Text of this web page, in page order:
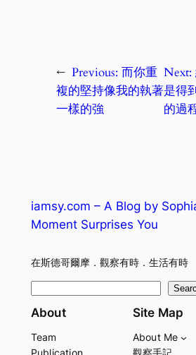
← Previous: 而你重
複的堅持像我的執著
一樣的強
Next:
是得
的過
iamsy.com – A Blog by
Moment Surprises You
在斯德哥爾摩．觀察有時．生活有時
e
r
About
Team
Site Map
About Me